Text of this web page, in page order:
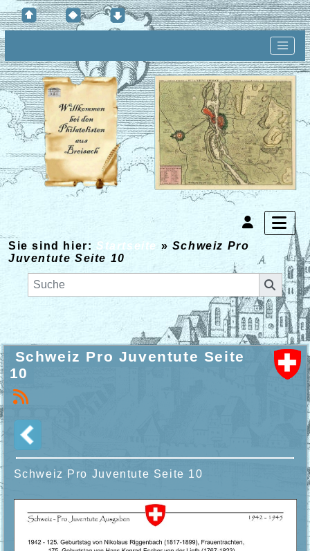
Sie sind hier: Startseite » Schweiz Pro
Juventute Seite 10
Schweiz Pro Juventute Seite
10
Schweiz Pro Juventute Seite 10